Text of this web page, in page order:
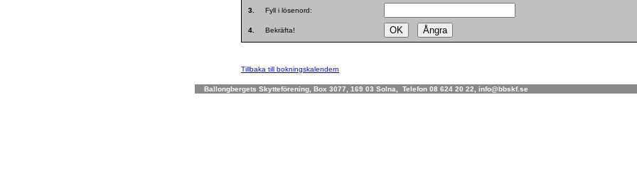
3. Fyll i lösenord:
4. Bekräfta!
Tillbaka till bokningskalendern
Ballongbergets Skytteförening, Box 3077, 169 03 Solna, Telefon 08 624 20 22, info@bbskf.se